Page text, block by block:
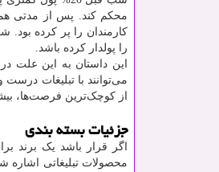
محکم کند. پس از مدتی
کارمندان را پر کرده
را پولدار کرده باشد.
این داستان به این علت
می‌توانند با تبلیغات درست
از کوچک‌ترین فرصت‌ها،
جزئیات بسته بندی
اگر قرار باشد یک برند
محصولات تبلیغاتی